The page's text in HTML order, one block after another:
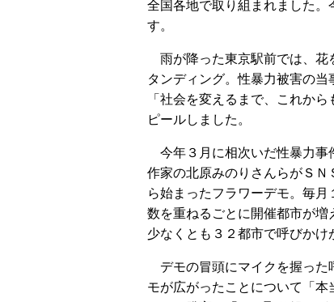
全国各地で取り組まれました。
す。
雨が降った東京駅前では、花
タンディング。性暴力被害の当
「社会を変えるまで、これか
ピールしました。
今年３月に相次いだ性暴力事
作家の北原みのりさんらがＳ
ら始まったフラワーデモ。毎月
数を重ねるごとに開催都市が増
少なくとも３２都市で呼びかけ
デモの冒頭にマイクを握った
モが広がったことについて「